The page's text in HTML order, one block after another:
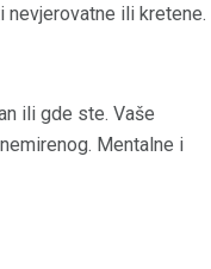
ili kretene.
ili gde ste. Vaše
Mentalne i